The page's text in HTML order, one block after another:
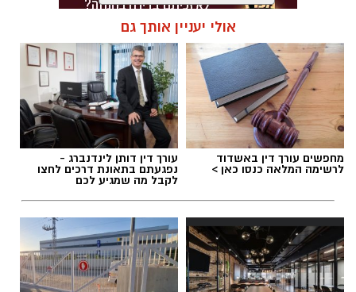
תגים: דרושים באשדוד
אולי יעניין אותך גם
מחפשים עורך דין באשדוד
לרשימה המלאה כנסו כאן >
עורך דין דותן לינדנברג -
נפגעתם בתאונת דרכים לחצו
לקבל מה שמגיע לכם